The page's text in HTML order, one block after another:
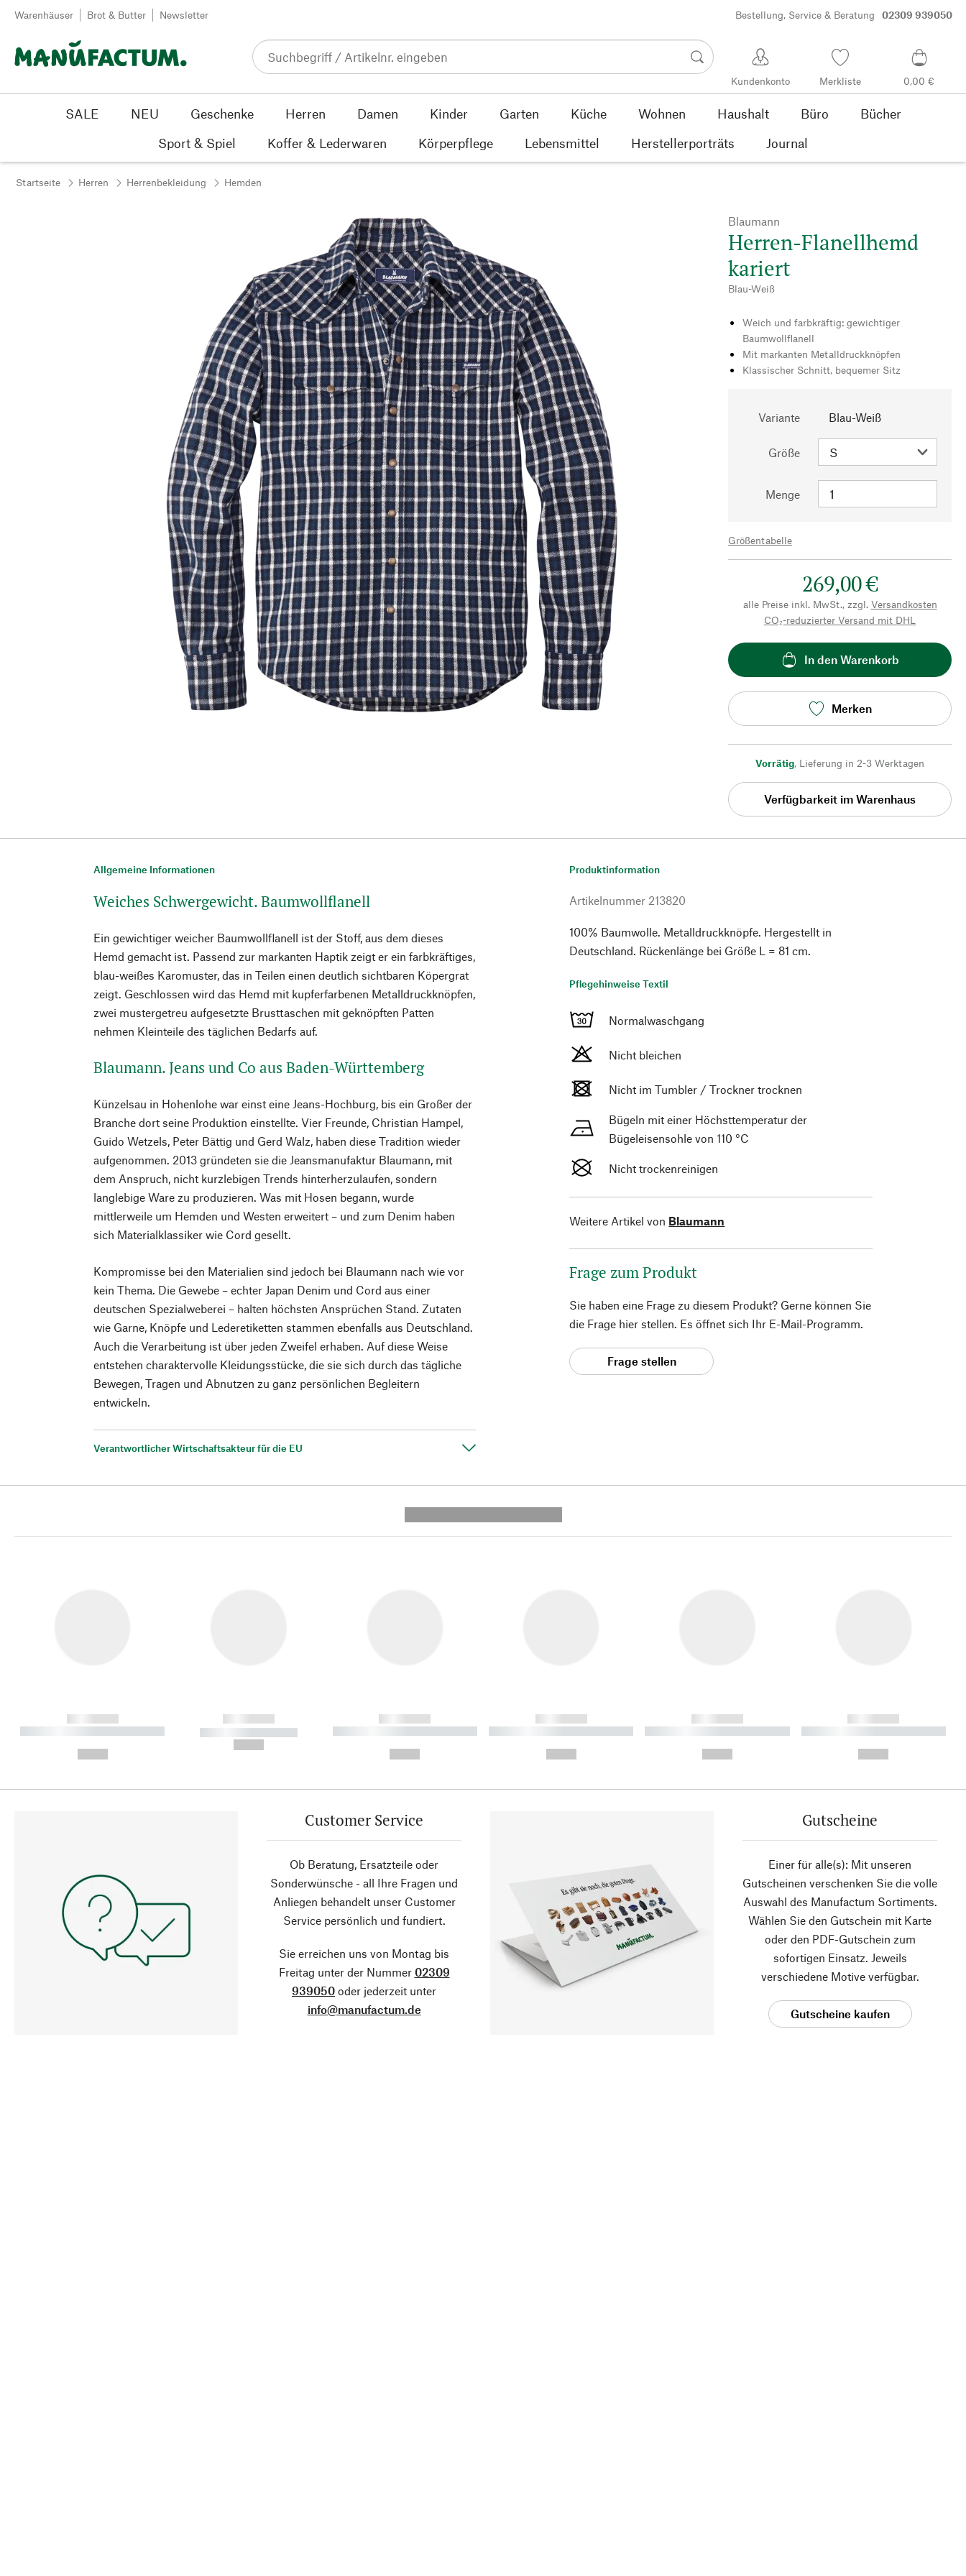
Zum Inhalt springen
Warenhäuser Brot & Butter Newsletter Bestellung, Service & Beratung 02309 939050
Kundenkonto Merkliste 0,00 €
SALE NEU Geschenke Herren Damen Kinder Garten Küche Wohnen Haushalt Büro
Bücher
Sport & Spiel
Koffer & Lederwaren Körperpflege Lebensmittel Herstellerporträts Journal
Startseite Herren Herrenbekleidung Hemden
Blaumann
Herren-Flanellhemd
kariert
Blau-Weiß
Weich und farbkräftig: gewichtiger
Baumwollflanell
Mit markanten Metalldruckknöpfen
Klassischer Schnitt, bequemer Sitz
Variante Blau-Weiß
Größe
Menge
Größentabelle
269,00 €
alle Preise inkl. MwSt., zzgl. Versandkosten
CO₂-reduzierter Versand mit DHL
In den Warenkorb
Merken
Vorrätig, Lieferung in 2-3 Werktagen
Verfügbarkeit im Warenhaus
Allgemeine Informationen
Weiches Schwergewicht. Baumwollflanell
Ein gewichtiger weicher Baumwollflanell ist der Stoff, aus dem dieses
Hemd gemacht ist. Passend zur markanten Haptik zeigt er ein farbkräftiges,
blau-weißes Karomuster, das in Teilen einen deutlich sichtbaren Köpergrat
zeigt. Geschlossen wird das Hemd mit kupferfarbenen Metalldruckknöpfen,
zwei mustergetreu aufgesetzte Brusttaschen mit geknöpften Patten
nehmen Kleinteile des täglichen Bedarfs auf.
Blaumann. Jeans und Co aus Baden-Württemberg
Künzelsau in Hohenlohe war einst eine Jeans-Hochburg, bis ein Großer der
Branche dort seine Produktion einstellte. Vier Freunde, Christian Hampel,
Guido Wetzels, Peter Bättig und Gerd Walz, haben diese Tradition wieder
aufgenommen. 2013 gründeten sie die Jeansmanufaktur Blaumann, mit
dem Anspruch, nicht kurzlebigen Trends hinterherzulaufen, sondern
langlebige Ware zu produzieren. Was mit Hosen begann, wurde
mittlerweile um Hemden und Westen erweitert – und zum Denim haben
sich Materialklassiker wie Cord gesellt.
Kompromisse bei den Materialien sind jedoch bei Blaumann nach wie vor
kein Thema. Die Gewebe – echter Japan Denim und Cord aus einer
deutschen Spezialweberei – halten höchsten Ansprüchen Stand. Zutaten
wie Garne, Knöpfe und Lederetiketten stammen ebenfalls aus Deutschland.
Auch die Verarbeitung ist über jeden Zweifel erhaben. Auf diese Weise
entstehen charaktervolle Kleidungsstücke, die sie sich durch das tägliche
Bewegen, Tragen und Abnutzen zu ganz persönlichen Begleitern
entwickeln.
Verantwortlicher Wirtschaftsakteur für die EU
Produktinformation
Artikelnummer 213820
100% Baumwolle. Metalldruckknöpfe. Hergestellt in
Deutschland. Rückenlänge bei Größe L = 81 cm.
Pflegehinweise Textil
Normalwaschgang
Nicht bleichen
Nicht im Tumbler / Trockner trocknen
Bügeln mit einer Höchsttemperatur der
Bügeleisensohle von 110 °C
Nicht trockenreinigen
Weitere Artikel von Blaumann
Frage zum Produkt
Sie haben eine Frage zu diesem Produkt? Gerne können Sie
die Frage hier stellen. Es öffnet sich Ihr E-Mail-Programm.
Frage stellen
------------
----------- ----------- ----------
------------
----------- -----------
------------
----------- ----------- ----------
------------
----------- ----------- ----------
------------
----------- ----------- ----------
------------
----------- ----------- ----------
Customer Service
Ob Beratung, Ersatzteile oder
Sonderwünsche - all Ihre Fragen und
Anliegen behandelt unser Customer
Service persönlich und fundiert.
Sie erreichen uns von Montag bis
Freitag unter der Nummer 02309
939050 oder jederzeit unter
info@manufactum.de
Gutscheine
Einer für alle(s): Mit unseren
Gutscheinen verschenken Sie die volle
Auswahl des Manufactum Sortiments.
Wählen Sie den Gutschein mit Karte
oder den PDF-Gutschein zum
sofortigen Einsatz. Jeweils
verschiedene Motive verfügbar.
Gutscheine kaufen